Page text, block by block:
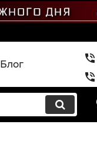
Блог